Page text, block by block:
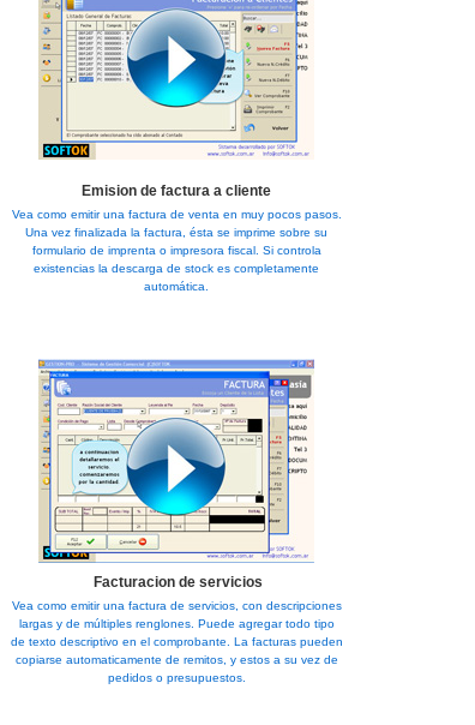
Emision de factura a cliente
Vea como emitir una factura de venta en muy pocos pasos.
Una vez finalizada la factura, ésta se imprime sobre su
formulario de imprenta o impresora fiscal. Si controla
existencias la descarga de stock es completamente
automática.
Facturacion de servicios
Vea como emitir una factura de servicios, con descripciones
largas y de múltiples renglones. Puede agregar todo tipo
de texto descriptivo en el comprobante. La facturas pueden
copiarse automaticamente de remitos, y estos a su vez de
pedidos o presupuestos.